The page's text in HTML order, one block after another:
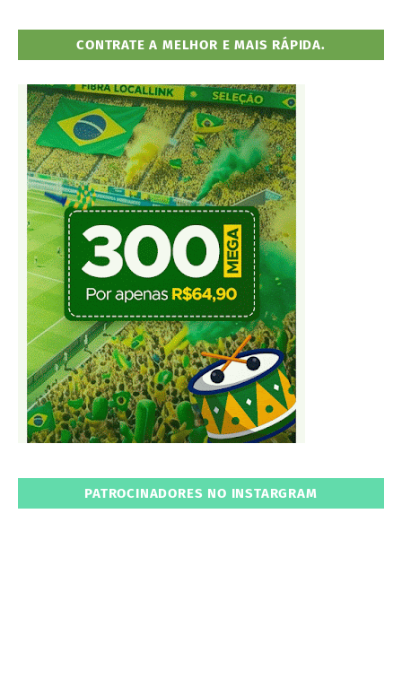
CONTRATE A MELHOR E MAIS RÁPIDA.
PATROCINADORES NO INSTARGRAM